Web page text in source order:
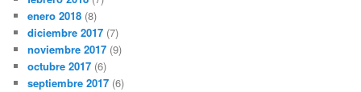
enero 2018 (8)
diciembre 2017 (7)
noviembre 2017 (9)
octubre 2017 (6)
septiembre 2017 (6)